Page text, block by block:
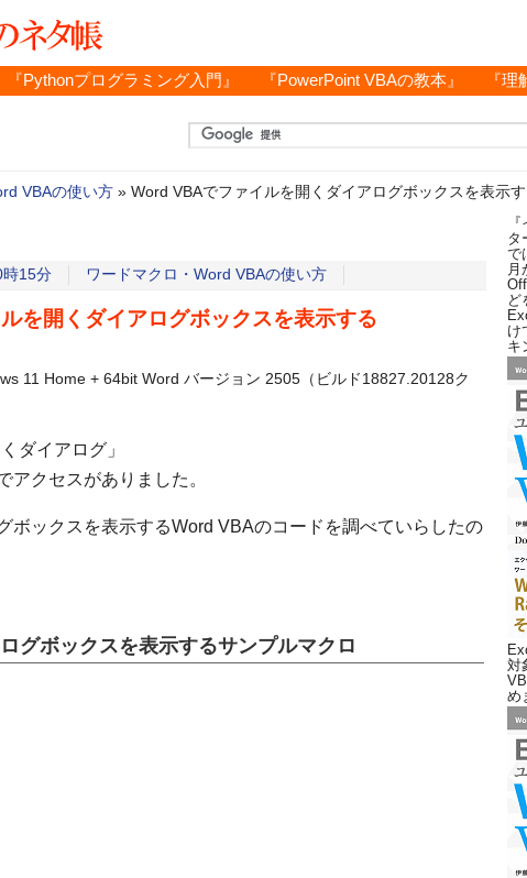
『Pythonプログラミング入門』 『PowerPoint VBAの教本』 『理
VBAの使い方 » Word VBAでファイルを開くダイアログボックスを表示す
15分 ワードマクロ・Word VBAの使い方
を開くダイアログボックスを表示する
11 Home + 64bit Word バージョン 2505（ビルド18827.20128ク
ダイアログ」
アクセスがありました。
ボックスを表示するWord VBAのコードを調べていらしたの
グボックスを表示するサンプルマクロ
タ
で
月
ど
け
キ
対
め